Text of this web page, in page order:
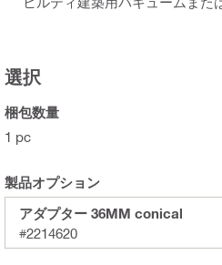
選択
梱包数量
1 pc
製品オプション
アダプター 36MM conical
#2214620